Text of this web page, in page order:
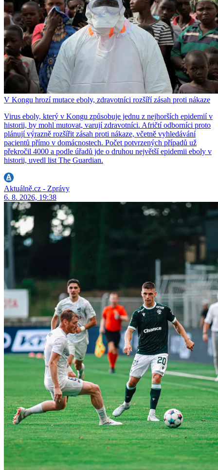
V Kongu hrozí mutace eboly, zdravotníci rozšíří zásah proti nákaze
Virus eboly, který v Kongu způsobuje jednu z nejhorších epidemií v
historii, by mohl mutovat, varují zdravotníci. Afričtí odborníci proto
plánují výrazně rozšířit zásah proti nákaze, včetně vyhledávání
pacientů přímo v domácnostech. Počet potvrzených případů už
překročil 4000 a podle úřadů jde o druhou největší epidemii eboly v
historii, uvedl list The Guardian.
Aktuálně.cz - Zprávy
6. 8. 2026, 19:38